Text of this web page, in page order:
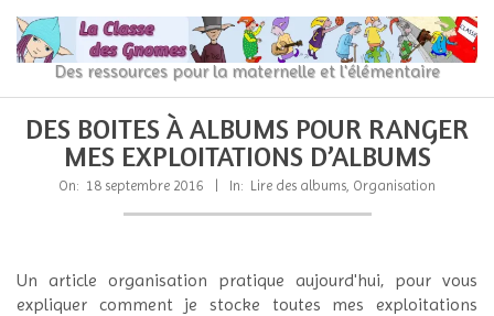
content
La
Classe
des
gnomes
Des ressources pour la maternelle et l'élémentaire
Navigation
Navigation
DES BOITES À ALBUMS POUR RANGER
MES EXPLOITATIONS D’ALBUMS
On: 18 septembre 2016 In: Lire des albums Organisation
Un article organisation pratique aujourd'hui, pour vous
expliquer comment je stocke toutes mes exploitations